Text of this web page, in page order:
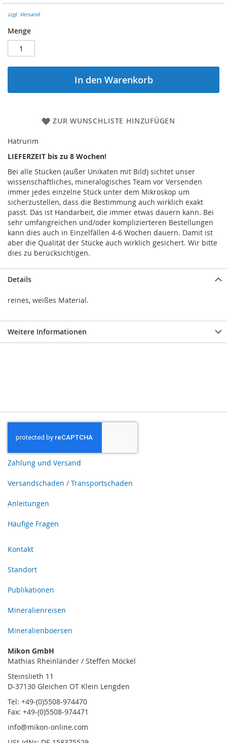
zzgl. Versand
Menge
In den Warenkorb
ZUR WUNSCHLISTE HINZUFÜGEN
Hatrurim
LIEFERZEIT bis zu 8 Wochen!
Bei alle Stücken (außer Unikaten mit Bild) sichtet unser
wissenschaftliches, mineralogisches Team vor Versenden
immer jedes einzelne Stück unter dem Mikroskop um
sicherzustellen, dass die Bestimmung auch wirklich exakt
passt. Das ist Handarbeit, die immer etwas dauern kann. Bei
sehr umfangreichen und/oder komplizierteren Bestellungen
kann dies auch in Einzelfällen 4-6 Wochen dauern. Damit ist
aber die Qualität der Stücke auch wirklich gesichert. Wir bitte
dies zu berücksichtigen.
Details
reines, weißes Material.
Weitere Informationen
Zahlung und Versand
Versandschaden / Transportschaden
Anleitungen
Häufige Fragen
Kontakt
Standort
Publikationen
Mineralienreisen
Mineralienboersen
Mikon GmbH
Mathias Rheinländer / Steffen Möckel
Steinslieth 11
D-37130 Gleichen OT Klein Lengden
Tel: +49-(0)5508-974470
Fax: +49-(0)5508-974471
info@mikon-online.com